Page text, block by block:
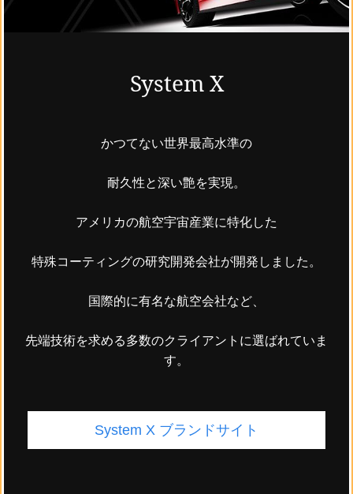
System X
かつてない世界最高水準の
耐久性と深い艶を実現。
アメリカの航空宇宙産業に特化した
特殊コーティングの研究開発会社が開発しました。
国際的に有名な航空会社など、
先端技術を求める多数のクライアントに選ばれていま
す。
System X ブランドサイト